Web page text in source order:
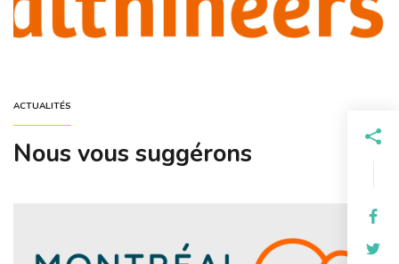
ACTUALITÉS
Nous vous suggérons